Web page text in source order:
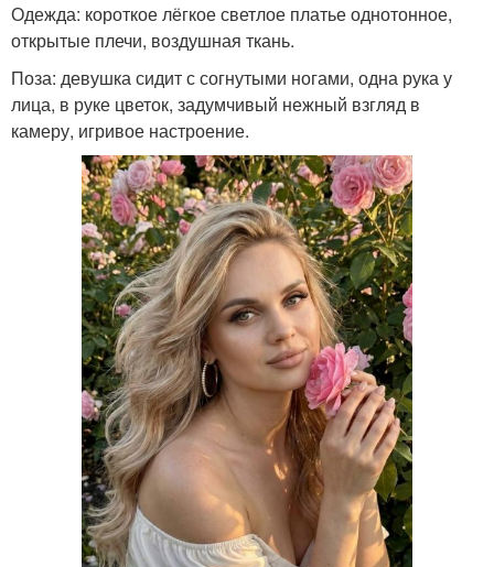
Одежда: короткое лёгкое светлое платье однотонное,
открытые плечи, воздушная ткань.
Поза: девушка сидит с согнутыми ногами, одна рука у
лица, в руке цветок, задумчивый нежный взгляд в
камеру, игривое настроение.